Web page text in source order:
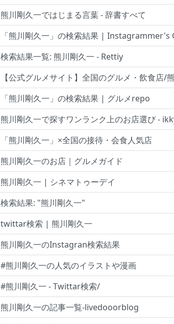
熊川剛久一ではじまる言葉 - 辞書すべて
「熊川剛久一」の検索結果 |
検索結果一覧: 熊川剛久一 - Rettiy
【公式グルメサイト】全国のグルメ・飲食店/
「熊川剛久一」の検索結果 | グルメrepo
熊川剛久一で探すワンランク上のお店選び -
「熊川剛久一」×全国の接待・会食人気店
熊川剛久一のお店｜グルメガイド
熊川剛久一 | シネマトゥーデイ
検索結果: "熊川剛久一"
twittar検索 | 熊川剛久一
熊川剛久一のInstagran検索結果
#熊川剛久一の人気のイラストや漫画
#熊川剛久一 - Twittar検索/
熊川剛久一の記事一覧-livedooorblog